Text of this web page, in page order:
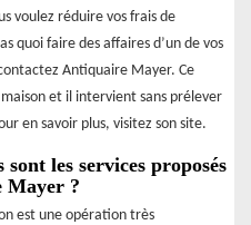
voulez réduire vos frais de
quoi faire des affaires d’un de vos
Antiquaire Mayer. Ce
et il intervient sans prélever
en savoir plus, visitez son site.
les services proposés
Mayer ?
est une opération très